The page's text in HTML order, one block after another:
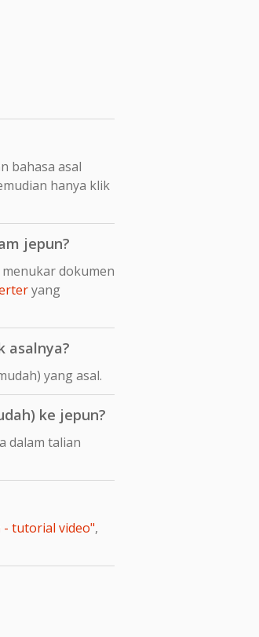
bahasa asal
hanya klik
jepun?
dokumen
yang
asalnya?
yang asal.
ke jepun?
dalam talian
- tutorial video",